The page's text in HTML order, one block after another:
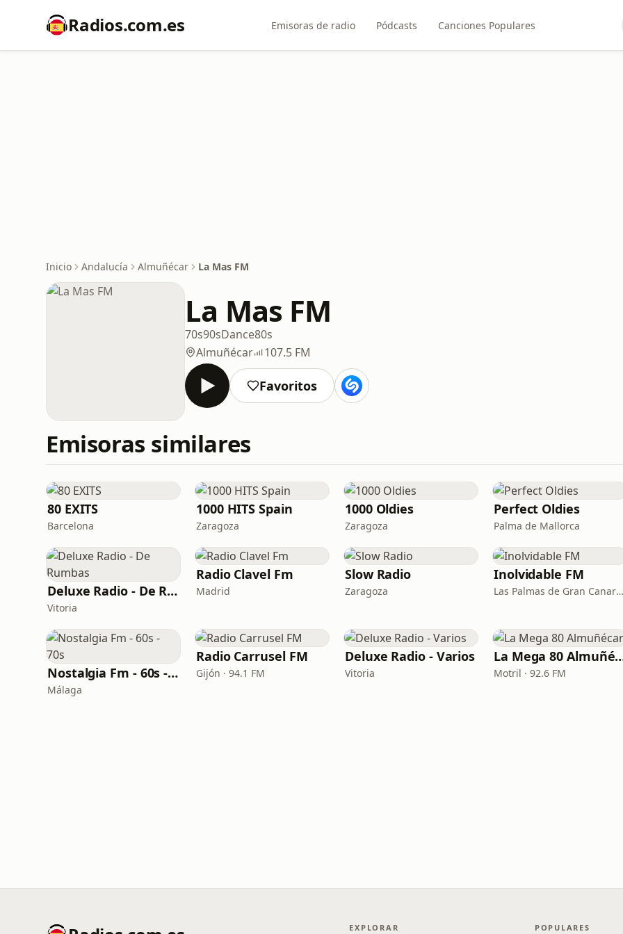
Radios.com.es Emisoras de radio Pódcasts Canciones Populares
Inicio Andalucía Almuñécar La Mas FM
La Mas FM
70s90sDance80s
Almuñécar
107.5 FM
Favoritos
Emisoras similares
80 EXITS
Barcelona
1000 HITS Spain
Zaragoza
1000 Oldies
Zaragoza
Perfect Oldies
Palma de Mallorca
Deluxe Radio - De Rumbas
Vitoria
Radio Clavel Fm
Madrid
Slow Radio
Zaragoza
Inolvidable FM
Las Palmas de Gran Canaria · 95.8 FM
Nostalgia Fm - 60s - 70s
Málaga
Radio Carrusel FM
Gijón · 94.1 FM
Deluxe Radio - Varios
Vitoria
La Mega
Motril · 92.6 FM
EXPLORAR POPULARES